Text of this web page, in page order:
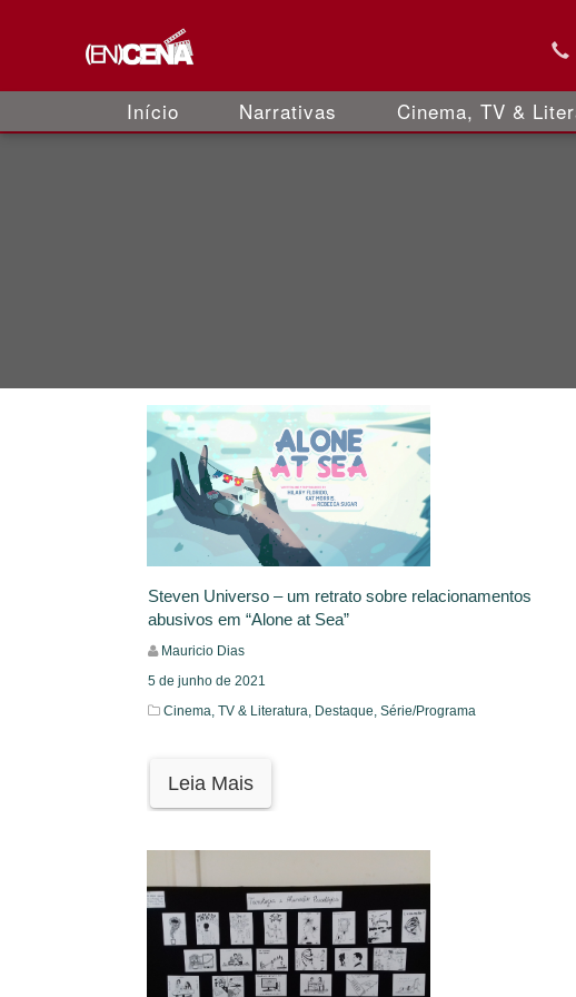
Início Narrativas Cinema, TV &
Steven Universo – um retrato sobre relacionamentos
abusivos em “Alone at Sea”
Mauricio Dias
5 de junho de 2021
Cinema, TV & Literatura, Destaque, Série/Programa
Leia Mais